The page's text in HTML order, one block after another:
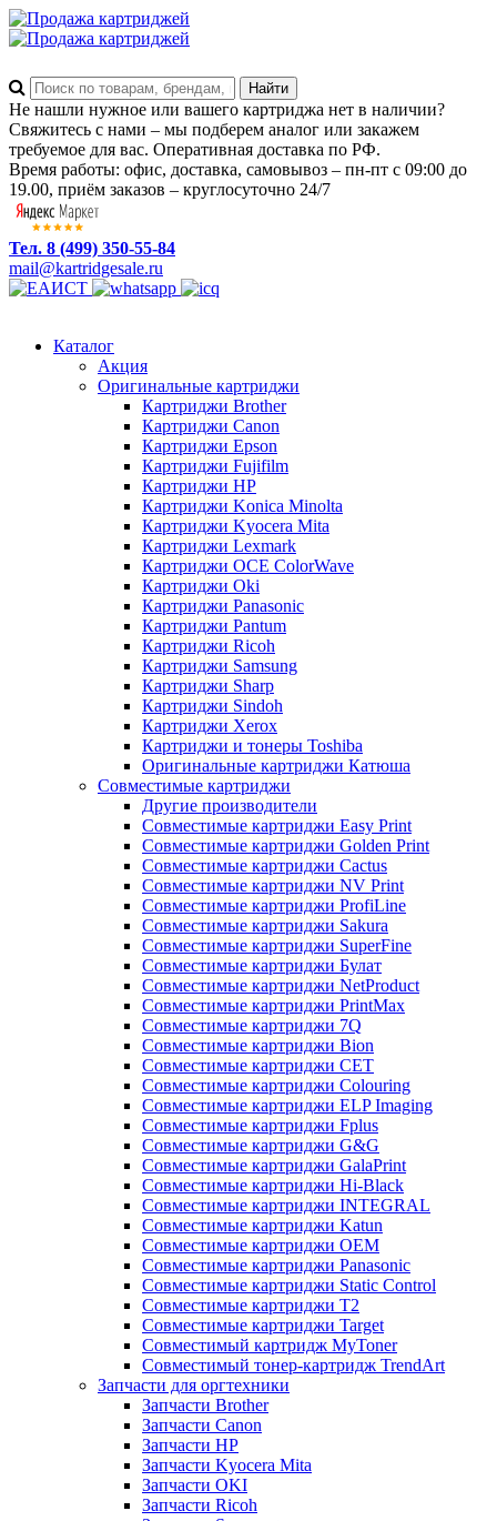
Не нашли нужное или вашего картриджа нет в наличии?
Свяжитесь с нами – мы подберем аналог или закажем
требуемое для вас. Оперативная доставка по РФ.
Время работы: офис, доставка, самовывоз – пн-пт с 09:00 до
19.00, приём заказов – круглосуточно 24/7
Тел. 8 (499) 350-55-84
mail@kartridgesale.ru
Каталог
Акция
Оригинальные картриджи
Картриджи Brother
Картриджи Canon
Картриджи Epson
Картриджи Fujifilm
Картриджи HP
Картриджи Konica Minolta
Картриджи Kyocera Mita
Картриджи Lexmark
Картриджи OCE ColorWave
Картриджи Oki
Картриджи Panasonic
Картриджи Pantum
Картриджи Ricoh
Картриджи Samsung
Картриджи Sharp
Картриджи Sindoh
Картриджи Xerox
Картриджи и тонеры Toshiba
Оригинальные картриджи Катюша
Совместимые картриджи
Другие производители
Совместимые картриджи Easy Print
Совместимые картриджи Golden Print
Совместимые картриджи Cactus
Совместимые картриджи NV Print
Совместимые картриджи ProfiLine
Совместимые картриджи Sakura
Совместимые картриджи SuperFine
Совместимые картриджи Булат
Совместимые картриджи NetProduct
Совместимые картриджи PrintMax
Совместимые картриджи 7Q
Совместимые картриджи Bion
Совместимые картриджи CET
Совместимые картриджи Colouring
Совместимые картриджи ELP Imaging
Совместимые картриджи Fplus
Совместимые картриджи G&G
Совместимые картриджи GalaPrint
Совместимые картриджи Hi-Black
Совместимые картриджи INTEGRAL
Совместимые картриджи Katun
Совместимые картриджи OEM
Совместимые картриджи Panasonic
Совместимые картриджи Static Control
Совместимые картриджи T2
Совместимые картриджи Target
Совместимый картридж MyToner
Совместимый тонер-картридж TrendArt
Запчасти для оргтехники
Запчасти Brother
Запчасти Canon
Запчасти HP
Запчасти Kyocera Mita
Запчасти OKI
Запчасти Ricoh